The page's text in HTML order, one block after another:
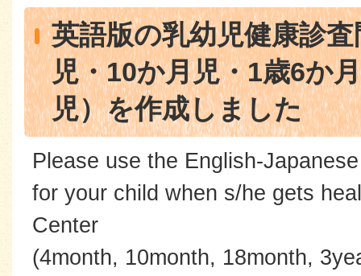
英語版の乳幼児健康診
児・10か月児・1歳6か
児）を作成しました
Please use the English-
for your child when s/he gets
Center
(4month, 10month, 18month,